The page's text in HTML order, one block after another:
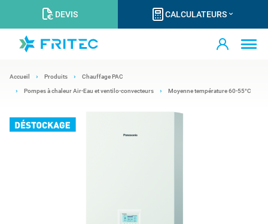
DEVIS CALCULATEURS
Accueil Produits Chauffage PAC
Pompes à chaleur Air-Eau et ventilo-convecteurs Moyenne température 60-55°C